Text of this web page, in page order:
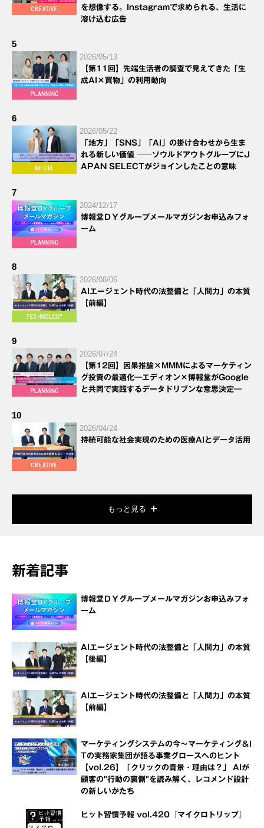
を想像する。Instagramで求められる、生活に
溶け込む広告
5
2026/05/13
【第11回】先端生活者の調査で見えてきた「生
成AI×買物」の利用動向
6
2026/05/22
「地方」「SNS」「AI」の掛け合わせから生ま
れる新しい価値 ──ソウルドアウトグループにJ
APAN SELECTがジョインしたことの意味
7
2024/12/17
博報堂ＤＹグループメールマガジンお申込みフォ
ーム
8
2026/08/06
AIエージェント時代の法整備と「人間力」の本質
【前編】
9
2026/07/24
【第12回】因果推論×MMMによるマーケティン
グ投資の最適化―エディオン×博報堂がGoogle
と共同で実践するデータドリブンな意思決定―
10
2026/04/24
持続可能な社会実現のための医療AIとデータ活用
もっと見る
新着記事
博報堂ＤＹグループメールマガジンお申込みフォ
ーム
AIエージェント時代の法整備と「人間力」の本質
【後編】
AIエージェント時代の法整備と「人間力」の本質
【前編】
マーケティングシステムの今～マーケティング＆I
Tの実務家集団が語る事業グロースへのヒント
【vol.26】「クリックの背景・理由は？」 AIが
顧客の"行動の裏側"を読み解く、レコメンド設計
の新しいかたち
ヒット習慣予報 vol.420『マイクロトリップ』